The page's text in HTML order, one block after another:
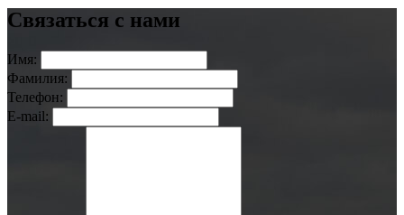
Связаться с нами
Имя:
Фамилия:
Телефон:
E-mail: